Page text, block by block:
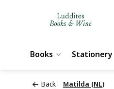
Books Stationery
Back Matilda (NL)